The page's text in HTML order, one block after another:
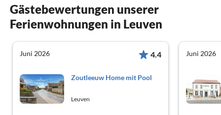
Gästebewertungen unserer
Ferienwohnungen in Leuven
Juni 2026 4.4
Zoutleeuw Home mit Pool
Leuven
Juni 2026